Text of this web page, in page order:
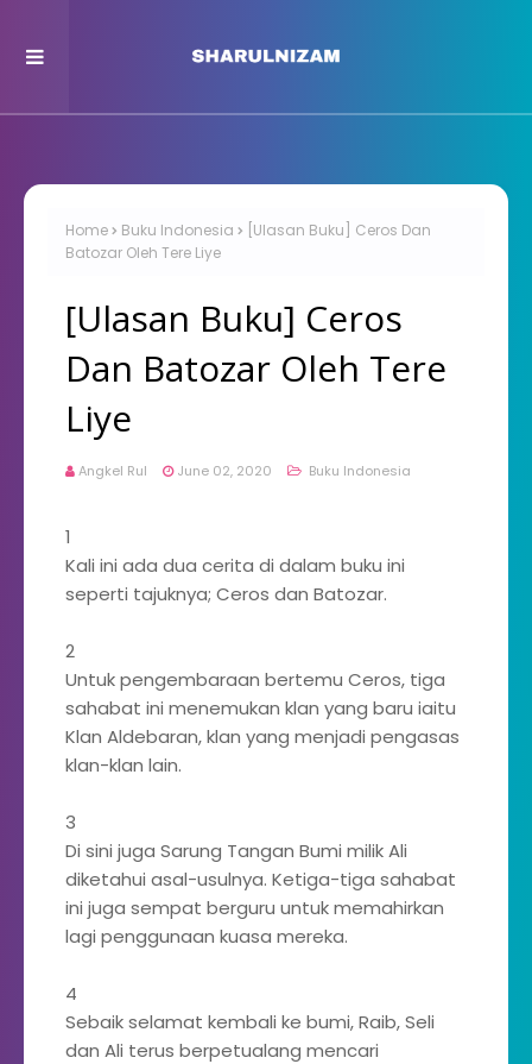
Home Buku Indonesia
[Ulasan Buku] Ceros Dan
Batozar Oleh Tere Liye
[Ulasan Buku] Ceros
Dan Batozar Oleh Tere
Liye
Angkel Rul June 02, 2020 Buku Indonesia
1
Kali ini ada dua cerita di dalam buku ini
seperti tajuknya; Ceros dan Batozar.
2
Untuk pengembaraan bertemu Ceros, tiga
sahabat ini menemukan klan yang baru iaitu
Klan Aldebaran, klan yang menjadi pengasas
klan-klan lain.
3
Di sini juga Sarung Tangan Bumi milik Ali
diketahui asal-usulnya. Ketiga-tiga sahabat
ini juga sempat berguru untuk memahirkan
lagi penggunaan kuasa mereka.
4
Sebaik selamat kembali ke bumi, Raib, Seli
dan Ali terus berpetualang mencari